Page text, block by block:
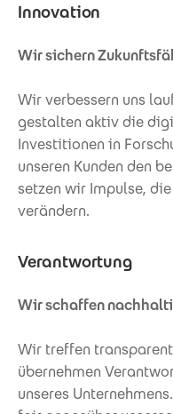
Innovation
Wir sichern
Wir verbessern uns
gestalten aktiv die
Investitionen in
unseren Kunden den
setzen wir Impulse,
verändern.
Verantwortung
Wir schaffen
Wir treffen
übernehmen
unseres